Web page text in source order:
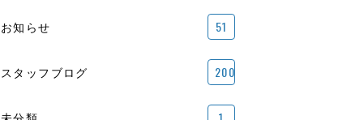
お知らせ 51
スタッフブログ 200